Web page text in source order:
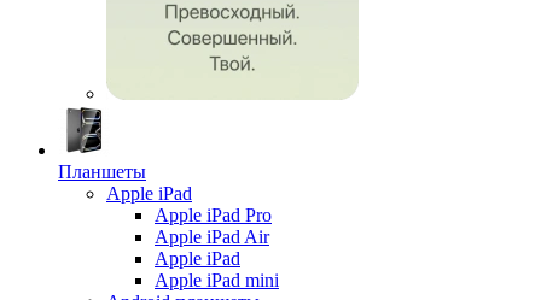
Планшеты
Apple iPad
Apple iPad Pro
Apple iPad Air
Apple iPad
Apple iPad mini